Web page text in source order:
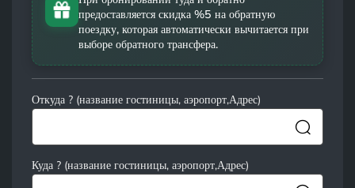
предоставляется скидка %5 на обратную
поездку, которая автоматически вычитается при
выборе обратного трансфера.
Откуда ? (название гостиницы, аэропорт,Адрес)
Куда ? (название гостиницы, аэропорт,Адрес)